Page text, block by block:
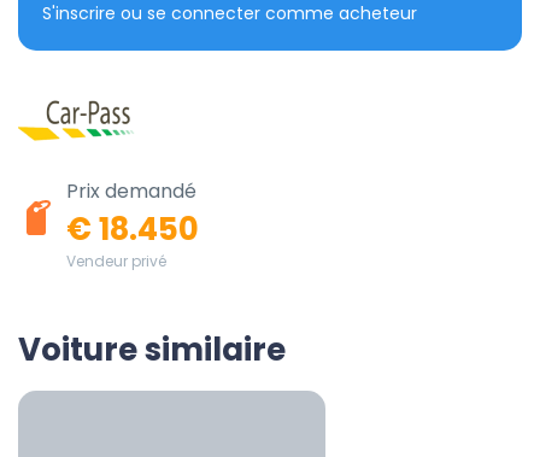
S'inscrire ou se connecter comme acheteur
Prix demandé
€ 18.450
Vendeur privé
Voiture similaire